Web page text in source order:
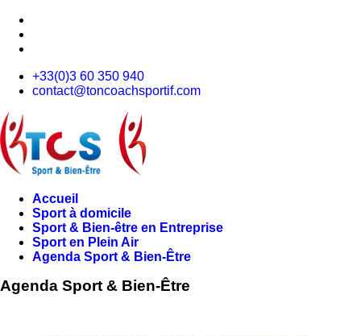
+33(0)3 60 350 940
contact@toncoachsportif.com
Accueil
Sport à domicile
Sport & Bien-être en Entreprise
Sport en Plein Air
Agenda Sport & Bien-Être
Agenda Sport & Bien-Être